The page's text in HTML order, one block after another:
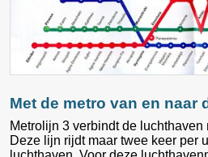
Met de metro van en naar
Metrolijn 3 verbindt de luchthaven
Deze lijn rijdt maar twee keer per